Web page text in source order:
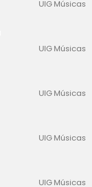
UIG Músicas
UIG Músicas
UIG Músicas
UIG Músicas
UIG Músicas